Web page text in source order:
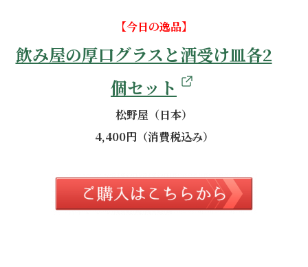
【今日の逸品】
飲み屋の厚口グラスと酒受け皿各2
個セット
松野屋（日本）
4,400円（消費税込み）